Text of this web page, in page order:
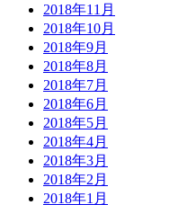
2018年11月
2018年10月
2018年9月
2018年8月
2018年7月
2018年6月
2018年5月
2018年4月
2018年3月
2018年2月
2018年1月